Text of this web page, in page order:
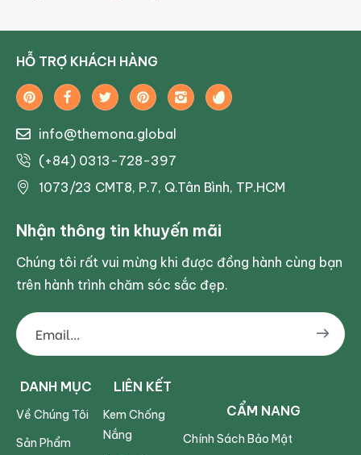
HỖ TRỢ KHÁCH HÀNG
info@themona.global
(+84) 0313-728-397
1073/23 CMT8, P.7, Q.Tân Bình, TP.HCM
DANH MỤC
Về Chúng Tôi
Sản Phẩm
LIÊN KẾT
Kem Chống
Nắng
CẨM NANG
Chính Sách Bảo Mật
Nhận thông tin khuyến mãi
Chúng tôi rất vui mừng khi được đồng hành cùng bạn
trên hành trình chăm sóc sắc đẹp.